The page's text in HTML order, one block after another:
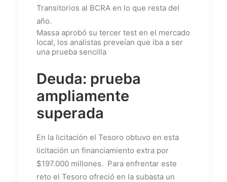
Transitorios al BCRA en lo que resta del
año.
Massa aprobó su tercer test en el mercado
local, los analistas preveían que iba a ser
una prueba sencilla
Deuda: prueba
ampliamente
superada
En la licitación el Tesoro obtuvo en esta
licitación un financiamiento extra por
$197.000 millones. Para enfrentar este
reto el Tesoro ofreció en la subasta un